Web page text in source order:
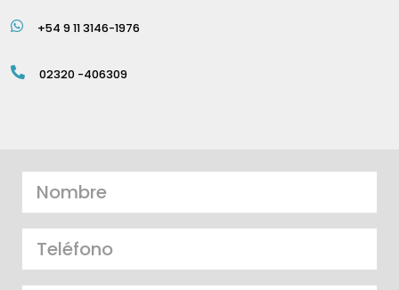
+54 9 11 3146-1976
02320 -406309